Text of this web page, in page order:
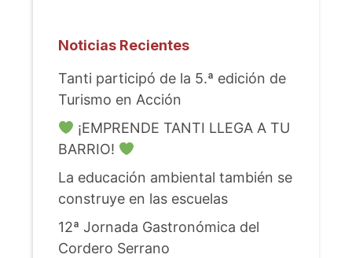
Noticias Recientes
Tanti participó de la 5.ª edición de
Turismo en Acción
¡EMPRENDE TANTI LLEGA A TU
BARRIO!
La educación ambiental también se
construye en las escuelas
12ª Jornada Gastronómica del
Cordero Serrano